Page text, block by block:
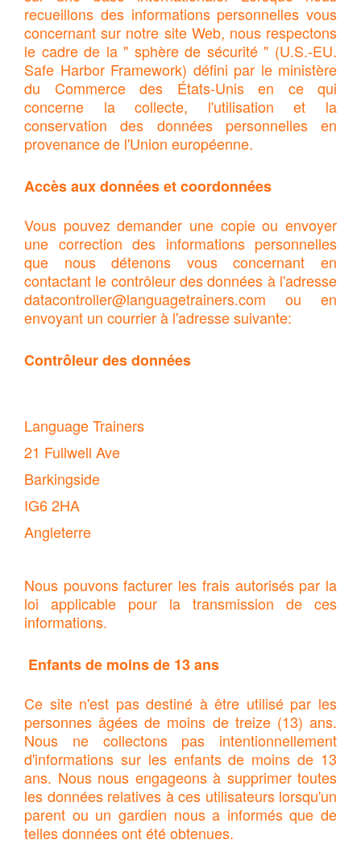
recueillons des informations personnelles vous
concernant sur notre site Web, nous respectons
le cadre de la " sphère de sécurité " (U.S.-EU.
Safe Harbor Framework) défini par le ministère
du Commerce des États-Unis en ce qui
concerne la collecte, l'utilisation et la
conservation des données personnelles en
provenance de l'Union européenne.
Accès aux données et coordonnées
Vous pouvez demander une copie ou envoyer
une correction des informations personnelles
que nous détenons vous concernant en
contactant le contrôleur des données à l'adresse
datacontroller@languagetrainers.com ou en
envoyant un courrier à l'adresse suivante:
Contrôleur des données
Language Trainers
21 Fullwell Ave
Barkingside
IG6 2HA
Angleterre
Nous pouvons facturer les frais autorisés par la
loi applicable pour la transmission de ces
informations.
Enfants de moins de 13 ans
Ce site n'est pas destiné à être utilisé par les
personnes âgées de moins de treize (13) ans.
Nous ne collectons pas intentionnellement
d'informations sur les enfants de moins de 13
ans. Nous nous engageons à supprimer toutes
les données relatives à ces utilisateurs lorsqu'un
parent ou un gardien nous a informés que de
telles données ont été obtenues.